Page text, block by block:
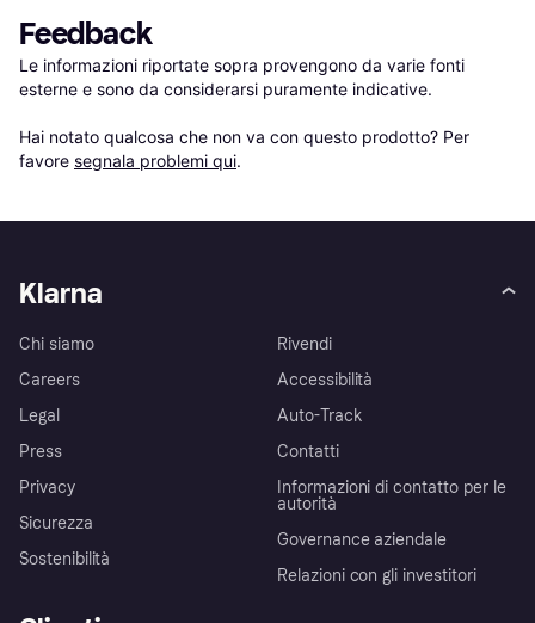
Feedback
Le informazioni riportate sopra provengono da varie fonti
esterne e sono da considerarsi puramente indicative.
Hai notato qualcosa che non va con questo prodotto? Per
favore segnala problemi qui.
Klarna
Chi siamo
Careers
Legal
Press
Privacy
Sicurezza
Sostenibilità
Rivendi
Accessibilità
Auto-Track
Contatti
Informazioni di contatto per le
autorità
Governance aziendale
Relazioni con gli investitori